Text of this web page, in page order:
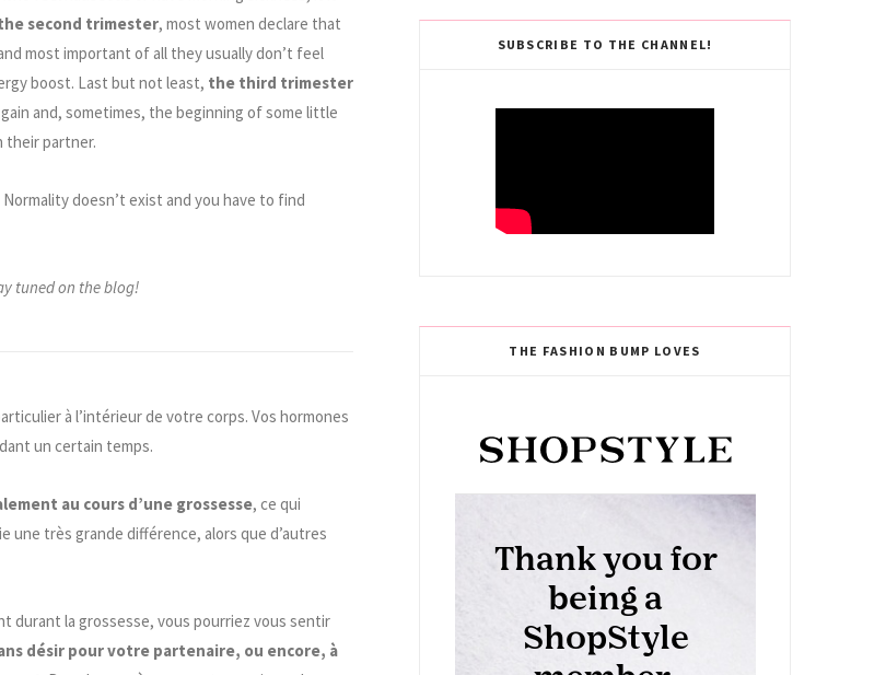
second trimester, most women declare that
most important of all they usually don’t feel
boost. Last but not least, the third trimester
and, sometimes, the beginning of some little
their partner.
doesn’t exist and you have to find
tuned on the blog!
à l’intérieur de votre corps. Vos hormones
un certain temps.
au cours d’une grossesse, ce qui
très grande différence, alors que d’autres
durant la grossesse, vous pourriez vous sentir
désir pour votre partenaire, ou encore, à
SUBSCRIBE TO THE CHANNEL!
THE FASHION BUMP LOVES